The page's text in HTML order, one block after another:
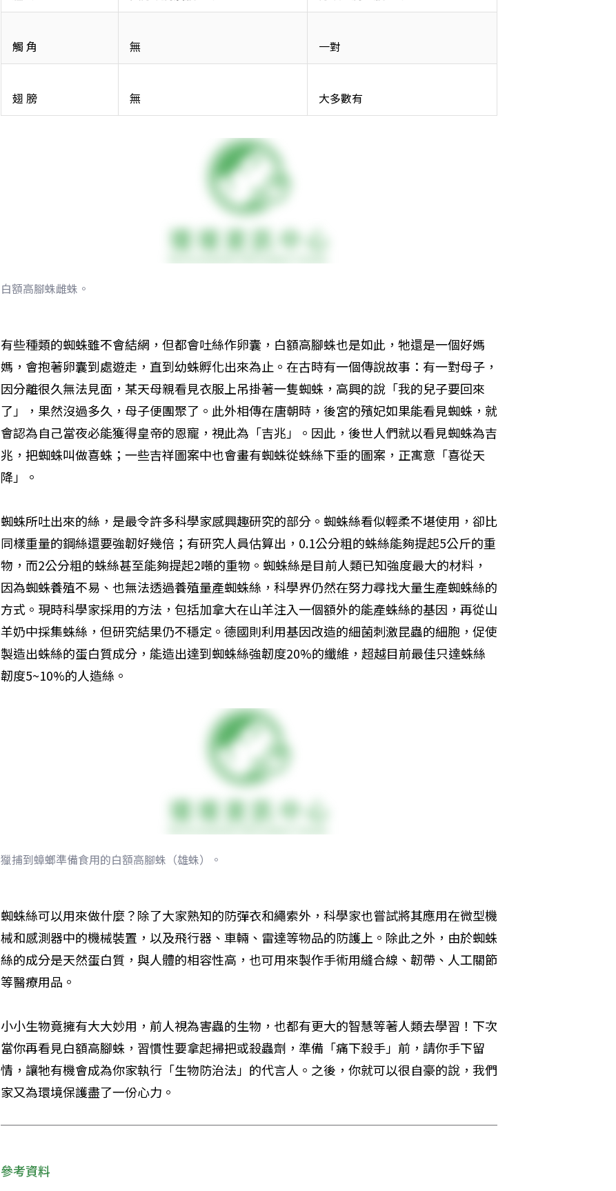
觸 角 無 一對
翅 膀 無 大多數有
白額高腳蛛雌蛛。
有些種類的蜘蛛雖不會結網，但都會吐絲作卵囊，白額高腳蛛也是如此，牠還是一個好媽
媽，會抱著卵囊到處遊走，直到幼蛛孵化出來為止。在古時有一個傳說故事：有一對母子，
因分離很久無法見面，某天母親看見衣服上吊掛著一隻蜘蛛，高興的說「我的兒子要回來
了」，果然沒過多久，母子便團聚了。此外相傳在唐朝時，後宮的殯妃如果能看見蜘蛛，就
會認為自己當夜必能獲得皇帝的恩寵，視此為「吉兆」。因此，後世人們就以看見蜘蛛為吉
兆，把蜘蛛叫做喜蛛；一些吉祥圖案中也會畫有蜘蛛從蛛絲下垂的圖案，正寓意「喜從天
降」。
蜘蛛所吐出來的絲，是最令許多科學家感興趣研究的部分。蜘蛛絲看似輕柔不堪使用，卻比
同樣重量的鋼絲還要強韌好幾倍；有研究人員估算出，0.1公分粗的蛛絲能夠提起5公斤的重
物，而2公分粗的蛛絲甚至能夠提起2噸的重物。蜘蛛絲是目前人類已知強度最大的材料，
因為蜘蛛養殖不易、也無法透過養殖量產蜘蛛絲，科學界仍然在努力尋找大量生產蜘蛛絲的
方式。現時科學家採用的方法，包括加拿大在山羊注入一個額外的能產蛛絲的基因，再從山
羊奶中採集蛛絲，但研究結果仍不穩定。德國則利用基因改造的細菌刺激昆蟲的細胞，促使
製造出蛛絲的蛋白質成分，能造出達到蜘蛛絲強韌度20%的纖維，超越目前最佳只達蛛絲
韌度5~10%的人造絲。
獵捕到蟑螂準備食用的白額高腳蛛（雄蛛）。
蜘蛛絲可以用來做什麼？除了大家熟知的防彈衣和繩索外，科學家也嘗試將其應用在微型機
械和感測器中的機械裝置，以及飛行器、車輛、雷達等物品的防護上。除此之外，由於蜘蛛
絲的成分是天然蛋白質，與人體的相容性高，也可用來製作手術用縫合線、韌帶、人工關節
等醫療用品。
小小生物竟擁有大大妙用，前人視為害蟲的生物，也都有更大的智慧等著人類去學習！下次
當你再看見白額高腳蛛，習慣性要拿起掃把或殺蟲劑，準備「痛下殺手」前，請你手下留
情，讓牠有機會成為你家執行「生物防治法」的代言人。之後，你就可以很自豪的說，我們
家又為環境保護盡了一份心力。
參考資料